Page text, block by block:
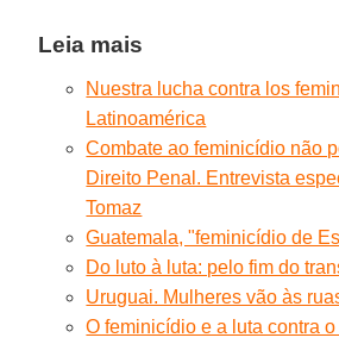
Leia mais
Nuestra lucha contra los
Latinoamérica
Combate ao feminicídio não
Direito Penal. Entrevista
Tomaz
Guatemala, "feminicídio de
Do luto à luta: pelo fim do
Uruguai. Mulheres vão às
O feminicídio e a luta contra